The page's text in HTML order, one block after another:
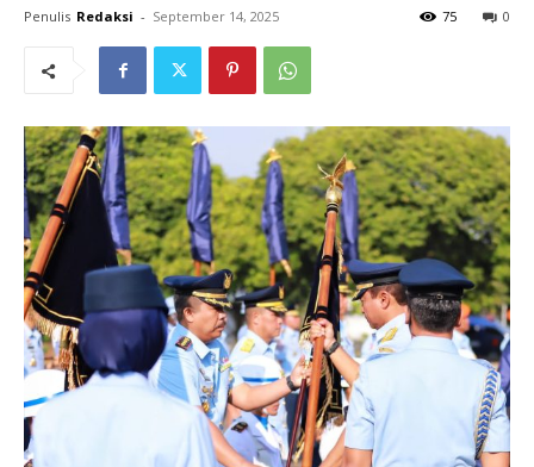
Penulis Redaksi - September 14, 2025 0
75